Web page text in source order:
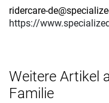
ridercare-
https://
Weitere Artikel
Familie